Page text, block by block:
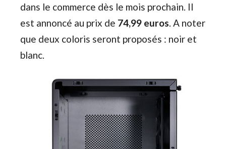
dans le commerce dès le mois prochain. Il
est annoncé au prix de 74,99 euros. A noter
que deux coloris seront proposés : noir et
blanc.